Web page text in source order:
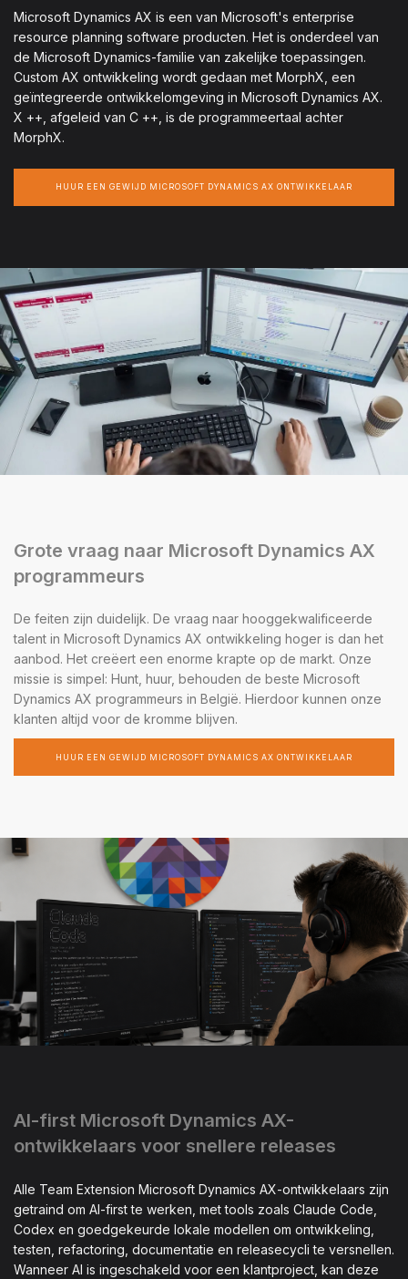
Microsoft Dynamics AX is een van Microsoft's enterprise
resource planning software producten. Het is onderdeel van
de Microsoft Dynamics-familie van zakelijke toepassingen.
Custom AX ontwikkeling wordt gedaan met MorphX, een
geïntegreerde ontwikkelomgeving in Microsoft Dynamics AX.
X ++, afgeleid van C ++, is de programmeertaal achter
MorphX.
HUUR EEN GEWIJD MICROSOFT DYNAMICS AX ONTWIKKELAAR
Grote vraag naar Microsoft Dynamics AX
programmeurs
De feiten zijn duidelijk. De vraag naar hooggekwalificeerde
talent in Microsoft Dynamics AX ontwikkeling hoger is dan het
aanbod. Het creëert een enorme krapte op de markt. Onze
missie is simpel: Hunt, huur, behouden de beste Microsoft
Dynamics AX programmeurs in België. Hierdoor kunnen onze
klanten altijd voor de kromme blijven.
HUUR EEN GEWIJD MICROSOFT DYNAMICS AX ONTWIKKELAAR
AI-first Microsoft Dynamics AX-
ontwikkelaars voor snellere releases
Alle Team Extension Microsoft Dynamics AX-ontwikkelaars zijn
getraind om AI-first te werken, met tools zoals Claude Code,
Codex en goedgekeurde lokale modellen om ontwikkeling,
testen, refactoring, documentatie en releasecycli te versnellen.
Wanneer AI is ingeschakeld voor een klantproject, kan deze